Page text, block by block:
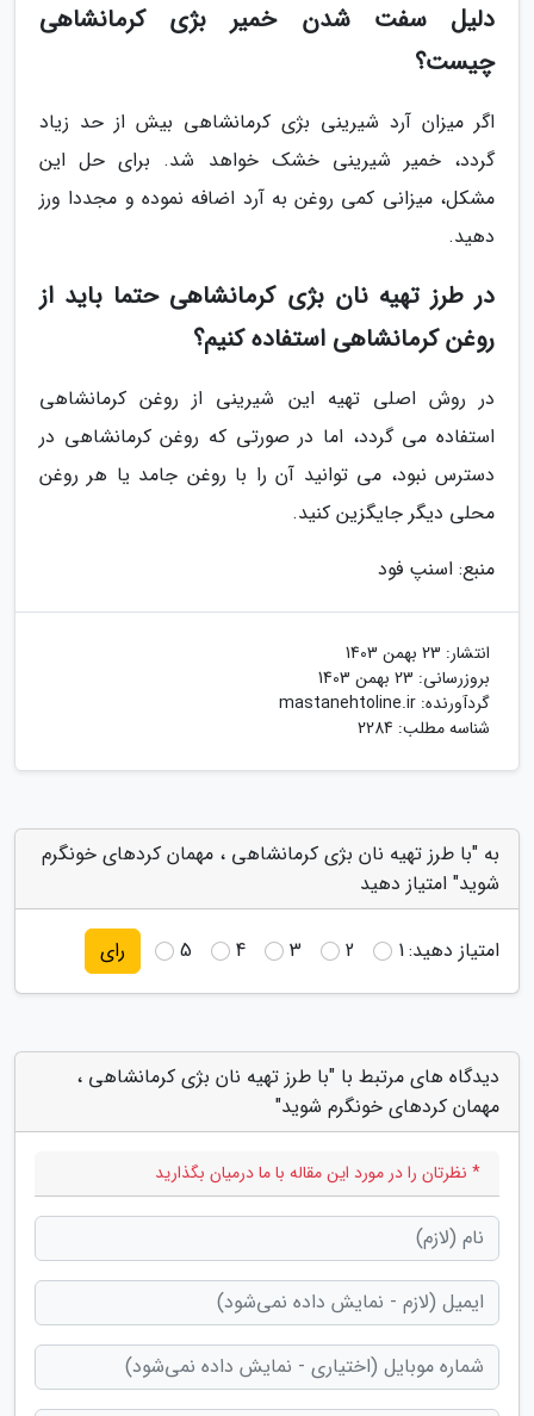
دلیل سفت شدن خمیر بژی کرمانشاهی
چیست؟
اگر میزان آرد شیرینی بژی کرمانشاهی بیش از حد زیاد
گردد، خمیر شیرینی خشک خواهد شد. برای حل این
مشکل، میزانی کمی روغن به آرد اضافه نموده و مجددا ورز
دهید.
در طرز تهیه نان بژی کرمانشاهی حتما باید از
روغن کرمانشاهی استفاده کنیم؟
در روش اصلی تهیه این شیرینی از روغن کرمانشاهی
استفاده می گردد، اما در صورتی که روغن کرمانشاهی در
دسترس نبود، می توانید آن را با روغن جامد یا هر روغن
محلی دیگر جایگزین کنید.
منبع: اسنپ فود
انتشار: 23 بهمن 1403
بروزرسانی: 23 بهمن 1403
گردآورنده: mastanehtoline.ir
شناسه مطلب: 2284
به "با طرز تهیه نان بژی کرمانشاهی ، مهمان کردهای خونگرم
شوید" امتیاز دهید
امتیاز دهید:1
2
3
4
5 رای
دیدگاه های مرتبط با "با طرز تهیه نان بژی کرمانشاهی ،
مهمان کردهای خونگرم شوید"
* نظرتان را در مورد این مقاله با ما درمیان بگذارید